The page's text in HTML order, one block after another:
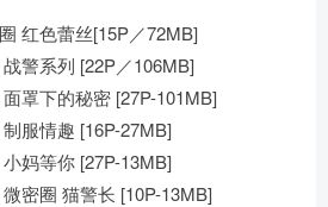
红色蕾丝[15P／72MB]
警系列 [22P／106MB]
罩下的秘密 [27P-101MB]
服情趣 [16P-27MB]
妈等你 [27P-13MB]
密圈 猫警长 [10P-13MB]